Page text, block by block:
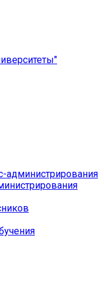
администрирования